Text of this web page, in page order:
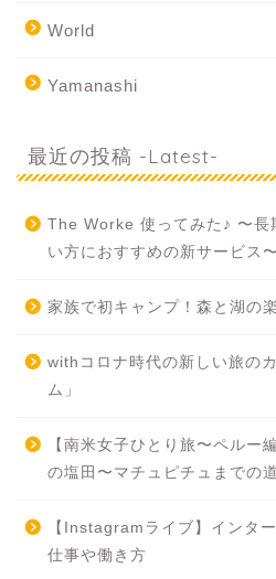
World
Yamanashi
最近の投稿 -Latest-
The Worke 使ってみた♪ 〜長
い方におすすめの新サービス〜
家族で初キャンプ！森と湖の
withコロナ時代の新しい旅の
ム」
【南米女子ひとり旅〜ペルー
の塩田〜マチュピチュまでの
【Instagramライブ】インタ
仕事や働き方